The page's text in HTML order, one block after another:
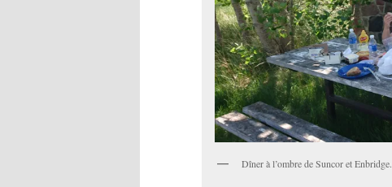
Dîner à l’ombre de Suncor et Enbridge.